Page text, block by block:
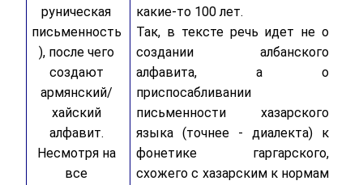
какие-то 100 лет.
Так, в тексте речь идет не о
создании албанского
алфавита, а о
приспосабливании
письменности хазарского
языка (точнее - диалекта) к
фонетике гаргарского,
схожего с хазарским к нормам
руническая
письменность
), после чего
создают
армянский/
хайский
алфавит.
Несмотря на
все